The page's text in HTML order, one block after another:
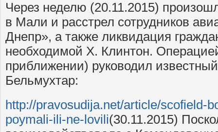
Через неделю (20.11.2015)
в Мали и расстрел сотрудников
Днепр», а также ликвидация
необходимой Х. Клинтон.
приближении) руководил
Бельмухтар:
http://pravosudija.net/article/scofield-
poymali-ili-ne-lovili(30.11.2015)